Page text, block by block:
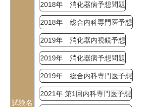
試験名
2018年 消化器病予想問題
2018年 総合内科専門医予想
2019年 消化器内視鏡予想
2019年 消化器病予想問題
2019年 総合内科専門医予想
2021年 第1回内科専門医予想